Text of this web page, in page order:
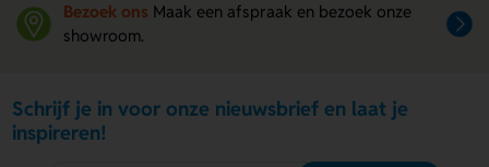
Bezoek ons Maak een afspraak en bezoek onze
showroom.
Schrijf je in voor onze nieuwsbrief en laat je
inspireren!